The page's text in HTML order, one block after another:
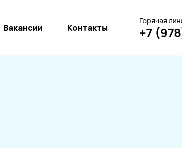
Вакансии Контакты
Горячая
+7